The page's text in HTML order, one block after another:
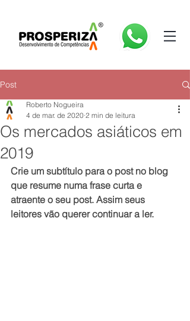
Post
Os mercados asiáticos em
2019
Roberto Nogueira
4 de mar. de 2020 2 min de leitura
Crie um subtítulo para o post no blog
que resume numa frase curta e
atraente o seu post. Assim seus
leitores vão querer continuar a ler.